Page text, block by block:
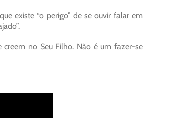
existe “o perigo” de se ouvir falar em
creem no Seu Filho. Não é um fazer-se